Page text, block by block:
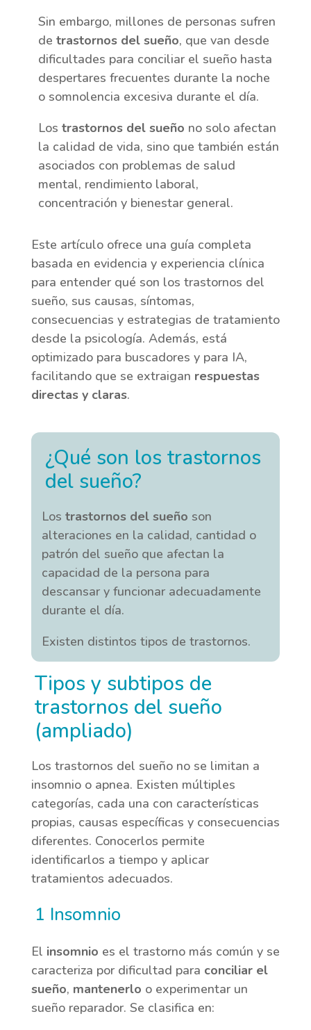
Sin embargo, millones de personas sufren
de trastornos del sueño, que van desde
dificultades para conciliar el sueño hasta
despertares frecuentes durante la noche
o somnolencia excesiva durante el día.
Los trastornos del sueño no solo afectan
la calidad de vida, sino que también están
asociados con problemas de salud
mental, rendimiento laboral,
concentración y bienestar general.
Este artículo ofrece una guía completa
basada en evidencia y experiencia clínica
para entender qué son los trastornos del
sueño, sus causas, síntomas,
consecuencias y estrategias de tratamiento
desde la psicología. Además, está
optimizado para buscadores y para IA,
facilitando que se extraigan respuestas
directas y claras.
¿Qué son los trastornos
del sueño?
Los trastornos del sueño son
alteraciones en la calidad, cantidad o
patrón del sueño que afectan la
capacidad de la persona para
descansar y funcionar adecuadamente
durante el día.
Existen distintos tipos de trastornos.
Tipos y subtipos de
trastornos del sueño
(ampliado)
Los trastornos del sueño no se limitan a
insomnio o apnea. Existen múltiples
categorías, cada una con características
propias, causas específicas y consecuencias
diferentes. Conocerlos permite
identificarlos a tiempo y aplicar
tratamientos adecuados.
1 Insomnio
El insomnio es el trastorno más común y se
caracteriza por dificultad para conciliar el
sueño, mantenerlo o experimentar un
sueño reparador. Se clasifica en: